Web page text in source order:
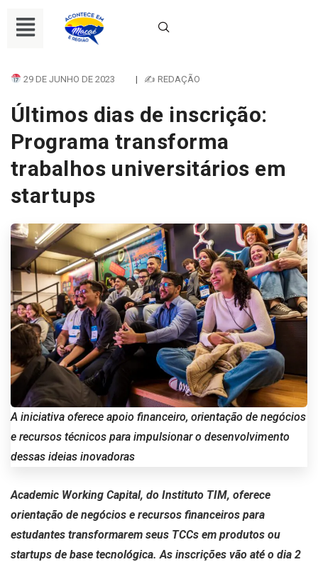
29 DE JUNHO DE 2023 | ✍ REDAÇÃO
Últimos dias de inscrição:
Programa transforma
trabalhos universitários em
startups
A iniciativa oferece apoio financeiro, orientação de negócios
e recursos técnicos para impulsionar o desenvolvimento
dessas ideias inovadoras
Academic Working Capital, do Instituto TIM, oferece
orientação de negócios e recursos financeiros para
estudantes transformarem seus TCCs em produtos ou
startups de base tecnológica. As inscrições vão até o dia 2